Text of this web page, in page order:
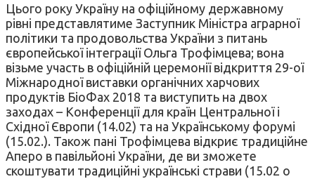
Цього року Україну на офіційному державному
рівні представлятиме Заступник Міністра аграрної
політики та продовольства України з питань
європейської інтеграції Ольга Трофімцева; вона
візьме участь в офіційній церемонії відкриття 29-ої
Міжнародної виставки органічних харчових
продуктів БіоФах 2018 та виступить на двох
заходах – Конференції для країн Центральної і
Східної Європи (14.02) та на Українському форумі
(15.02.). Також пані Трофімцева відкриє традиційне
Аперо в павільйоні України, де ви зможете
скоштувати традиційні українські страви (15.02 о